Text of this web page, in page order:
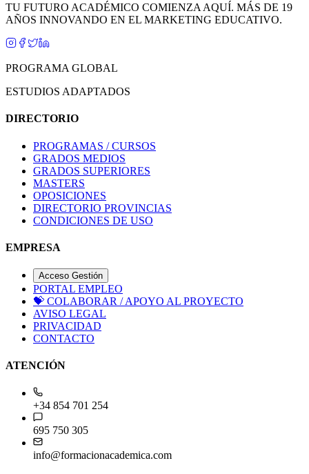
TU FUTURO ACADÉMICO COMIENZA AQUÍ. MÁS DE 19
AÑOS INNOVANDO EN EL MARKETING EDUCATIVO.
PROGRAMA GLOBAL
ESTUDIOS ADAPTADOS
DIRECTORIO
PROGRAMAS / CURSOS
GRADOS MEDIOS
GRADOS SUPERIORES
MASTERS
OPOSICIONES
DIRECTORIO PROVINCIAS
CONDICIONES DE USO
EMPRESA
Acceso Gestión
PORTAL EMPLEO
💝 COLABORAR / APOYO AL PROYECTO
AVISO LEGAL
PRIVACIDAD
CONTACTO
ATENCIÓN
+34 854 701 254
695 750 305
info@formacionacademica.com